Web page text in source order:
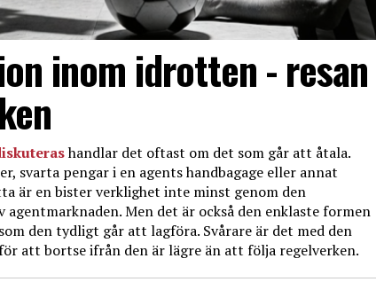
inom idrotten - resan
handlar det oftast om det som går att åtala.
svarta pengar i en agents handbagage eller annat
är en bister verklighet inte minst genom den
Men det är också den enklaste formen
den tydligt går att lagföra. Svårare är det med den
att bortse ifrån den är lägre än att följa regelverken.